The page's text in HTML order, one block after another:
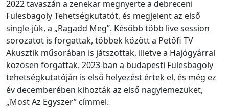
2022 tavaszán a zenekar megnyerte a debreceni
Fülesbagoly Tehetségkutatót, és megjelent az első
single-jük, a „Ragadd Meg”. Később több live session
sorozatot is forgattak, többek között a Petőfi TV
Akusztik műsorában is játszottak, illetve a Hajógyárral
közösen forgattak. 2023-ban a budapesti Fülesbagoly
tehetségkutatóján is első helyezést értek el, és még ez
év decemberében kihozták az első nagylemezüket,
„Most Az Egyszer” címmel.